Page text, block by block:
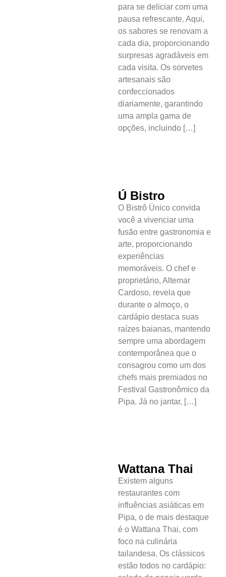
para se deliciar com uma
pausa refrescante. Aqui,
os sabores se renovam a
cada dia, proporcionando
surpresas agradáveis em
cada visita. Os sorvetes
artesanais são
confeccionados
diariamente, garantindo
uma ampla gama de
opções, incluindo […]
Ú Bistro
O Bistrô Único convida
você a vivenciar uma
fusão entre gastronomia e
arte, proporcionando
experiências
memoráveis. O chef e
proprietário, Altemar
Cardoso, revela que
durante o almoço, o
cardápio destaca suas
raízes baianas, mantendo
sempre uma abordagem
contemporânea que o
consagrou como um dos
chefs mais premiados no
Festival Gastronômico da
Pipa. Já no jantar, […]
Wattana Thai
Existem alguns
restaurantes com
influências asiáticas em
Pipa, o de mais destaque
é o Wattana Thai, com
foco na culinária
tailandesa. Os clássicos
estão todos no cardápio: